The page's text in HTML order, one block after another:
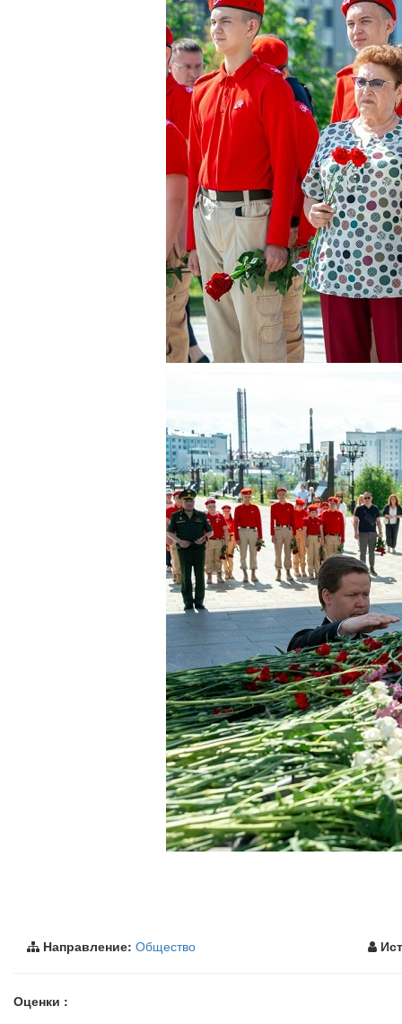
Направление: Общество
Оценки :